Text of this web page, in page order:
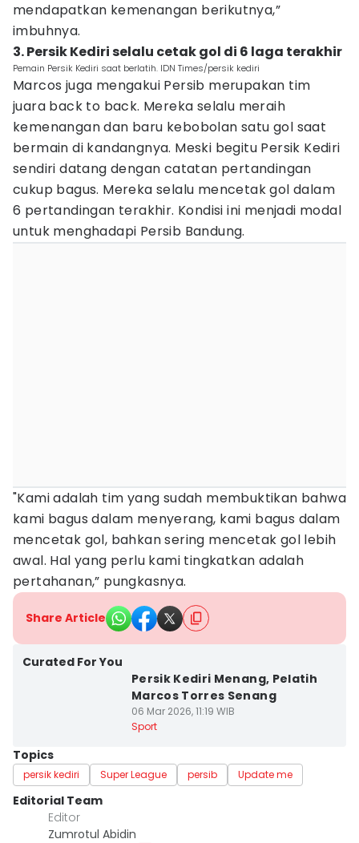
mendapatkan kemenangan berikutnya,”
imbuhnya.
3. Persik Kediri selalu cetak gol di 6 laga terakhir
Pemain Persik Kediri saat berlatih. IDN Times/persik kediri
Marcos juga mengakui Persib merupakan tim
juara back to back. Mereka selalu meraih
kemenangan dan baru kebobolan satu gol saat
bermain di kandangnya. Meski begitu Persik Kediri
sendiri datang dengan catatan pertandingan
cukup bagus. Mereka selalu mencetak gol dalam
6 pertandingan terakhir. Kondisi ini menjadi modal
untuk menghadapi Persib Bandung.
"Kami adalah tim yang sudah membuktikan bahwa
kami bagus dalam menyerang, kami bagus dalam
mencetak gol, bahkan sering mencetak gol lebih
awal. Hal yang perlu kami tingkatkan adalah
pertahanan,” pungkasnya.
Share Article
Curated For You
Persik Kediri Menang, Pelatih
Marcos Torres Senang
06 Mar 2026, 11:19 WIB
Sport
Topics
persik kediri Super League persib Update me
Editorial Team
Editor
Zumrotul Abidin